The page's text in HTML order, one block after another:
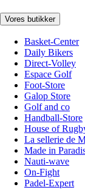
Vores butikker
Basket-Center
Daily Bikers
Direct-Volley
Espace Golf
Foot-Store
Galop Store
Golf and co
Handball-Store
House of
La sellerie de
Made in
Nauti-wave
On-Fight
Padel-Expert